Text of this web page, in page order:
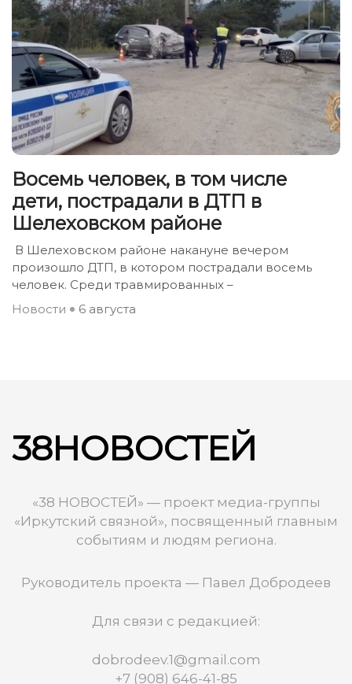
Восемь человек, в том числе
дети, пострадали в ДТП в
Шелеховском районе
В Шелеховском районе накануне вечером
произошло ДТП, в котором пострадали восемь
человек. Среди травмированных –
Новости
6 августа
38НОВОСТЕЙ
«38 НОВОСТЕЙ» — проект медиа-группы
«Иркутский связной», посвященный главным
событиям и людям региона.
Руководитель проекта — Павел Добродеев
Для связи с редакцией:
dobrodeev.1@gmail.com
+7 (908) 646-41-85